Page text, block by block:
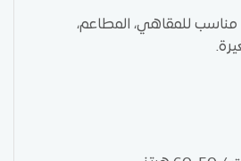
مناسب للمقاهي، المطاعم،